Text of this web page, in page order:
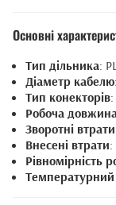
Основні
Тип дільника:
Діаметр кабелю
Тип конекторів
Робоча
Зворотні втрати
Внесені втрати
Рівномірність
Температурний